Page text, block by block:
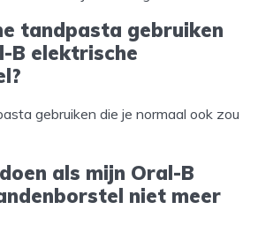
tandpasta gebruiken
B elektrische
gebruiken die je normaal ook zou
als mijn Oral-B
niet meer